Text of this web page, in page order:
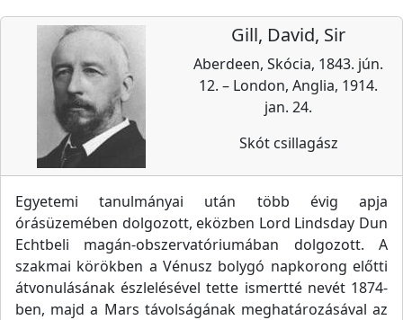
Gill, David, Sir
Aberdeen, Skócia, 1843. jún.
12. – London, Anglia, 1914.
jan. 24.
Skót csillagász
Egyetemi tanulmányai után több évig apja
órásüzemében dolgozott, eközben Lord Lindsday Dun
Echtbeli magán-obszervatóriumában dolgozott. A
szakmai körökben a Vénusz bolygó napkorong előtti
átvonulásának észlelésével tette ismertté nevét 1874-
ben, majd a Mars távolságának meghatározásával az